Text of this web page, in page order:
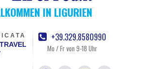
IN LIGURIEN
+39.329.8580990
Mo / Fr von 9-18 Uhr